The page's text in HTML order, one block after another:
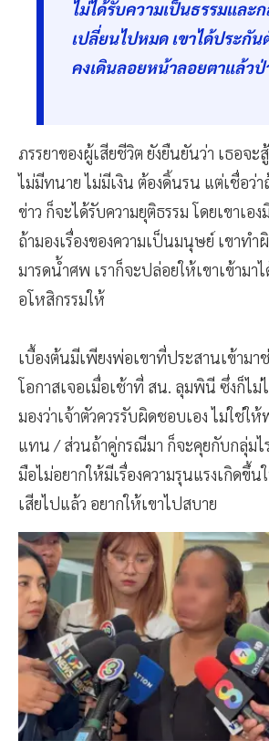
ไม่ได้รับความเป็นธรรมและ
เปลี่ยนไปหมด เขาได้ประกั
คงเดินลอยหน้าลอยตาแล้ว
ภรรยาของผู้เสียชีวิต ยังยืนยันว่า เธอจ
ไม่มีทนาย ไม่มีเงิน ต้องดิ้นรน แต่เชื่อว่
ข่าว ก็จะได้รับความยุติธรรม โดยเขาเอ
ถ้ามองเรื่องของความเป็นมนุษย์ เขาท
มารดน้ำศพ เราก็จะปล่อยให้เขาเข้ามา
อโหสิกรรมให้
เบื้องต้นมีเพียงพ่อเขาที่ประสานเข้าม
โอกาสเจอเมื่อเช้าที่ สน. ลุมพินี ซึ่งก็ไม่
มองว่าเจ้าตัวควรรับผิดชอบเอง ไม่ใช่ใ
แทน / ส่วนถ้าคู่กรณีมา ก็จะคุยกับกลุ่มไ
มือไม่อยากให้มีเรื่องความรุนแรงเกิดขึ้น
เสียไปแล้ว อยากให้เขาไปสบาย